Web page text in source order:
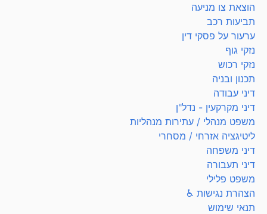
הוצאת צו מניעה
תביעות רכב
ערעור על פסקי דין
נזקי גוף
נזקי רכוש
תכנון ובניה
דיני עבודה
דיני מקרקעין - נדל"ן
משפט מנהלי / עתירות מנהליות
ליטיגציה אזרחי / מסחרי
דיני משפחה
דיני תעבורה
משפט פלילי
הצהרת נגישות ♿
תנאי שימוש